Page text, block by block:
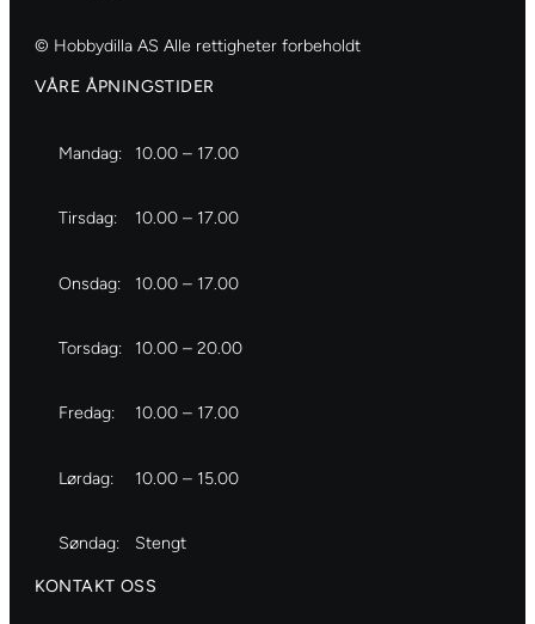
© Hobbydilla AS Alle rettigheter forbeholdt
VÅRE ÅPNINGSTIDER
Mandag: 10.00 – 17.00
Tirsdag: 10.00 – 17.00
Onsdag: 10.00 – 17.00
Torsdag: 10.00 – 20.00
Fredag: 10.00 – 17.00
Lørdag: 10.00 – 15.00
Søndag: Stengt
KONTAKT OSS